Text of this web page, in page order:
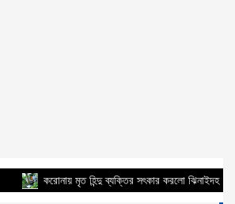
করোনায় মৃত হিন্দু ব্যক্তির সৎকার করলো ঝিনাইদহ ইসলামিক